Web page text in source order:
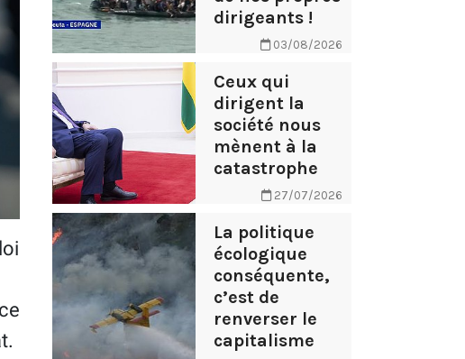
dirigeants !
03/08/2026
Ceux qui
dirigent la
société nous
mènent à la
catastrophe
27/07/2026
La politique
écologique
conséquente,
c’est de
renverser le
capitalisme